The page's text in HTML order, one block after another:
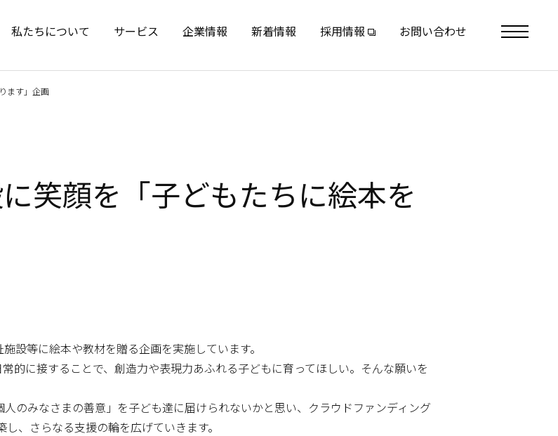
私たちについて サービス 企業情報 新着情報 採用情報 お問い合わせ
toggle
navigation
ます」企画
笑顔を「子どもたちに絵本を
設等に絵本や教材を贈る企画を実施しています。
的に接することで、創造力や表現力あふれる子どもに育ってほしい。そんな願いを
のみなさまの善意」を子ども達に届けられないかと思い、クラウドファンディング
、さらなる支援の輪を広げていきます。